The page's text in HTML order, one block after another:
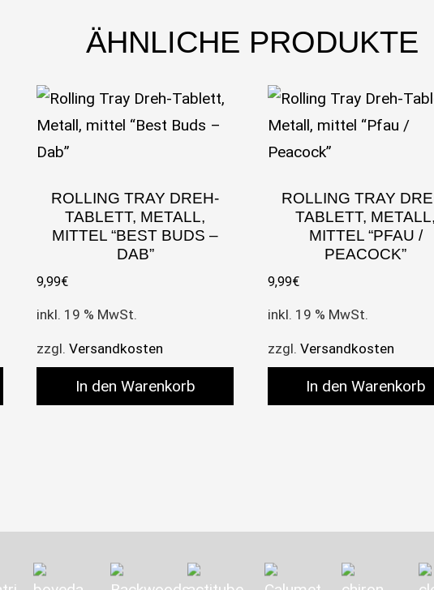
ÄHNLICHE PRODUKTE
ROLLING TRAY DREH-
TABLETT, METALL,
MITTEL “BEST BUDS –
DAB”
9,99€
inkl. 19 % MwSt.
zzgl.Versandkosten
In den Warenkorb
ROLLING TRAY
TABLETT, METALL,
MITTEL “PFAU /
PEACOCK”
9,99€
inkl. 19 % MwSt.
zzgl. Versandkosten
In den Warenkorb